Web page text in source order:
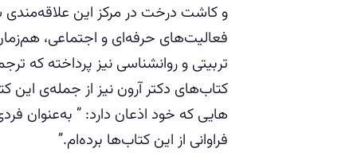
و کاشت درخت در مرکز این
فعالیت‌های حرفه‌ای و اجتماعی،
تربیتی و روانشناسی نیز پرداخته که
کتاب‌های دکتر آرون نیز از جمله‌ی این
فراوانی از این کتاب‌ها برده‌ام.”